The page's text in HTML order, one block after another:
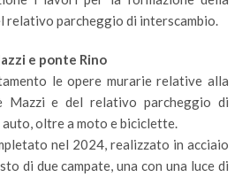
relativo parcheggio di interscambio.
e ponte Rino
le opere murarie relative alla
Mazzi e del relativo parcheggio di
oltre a moto e biciclette.
nel 2024, realizzato in acciaio
di due campate, una con una luce di